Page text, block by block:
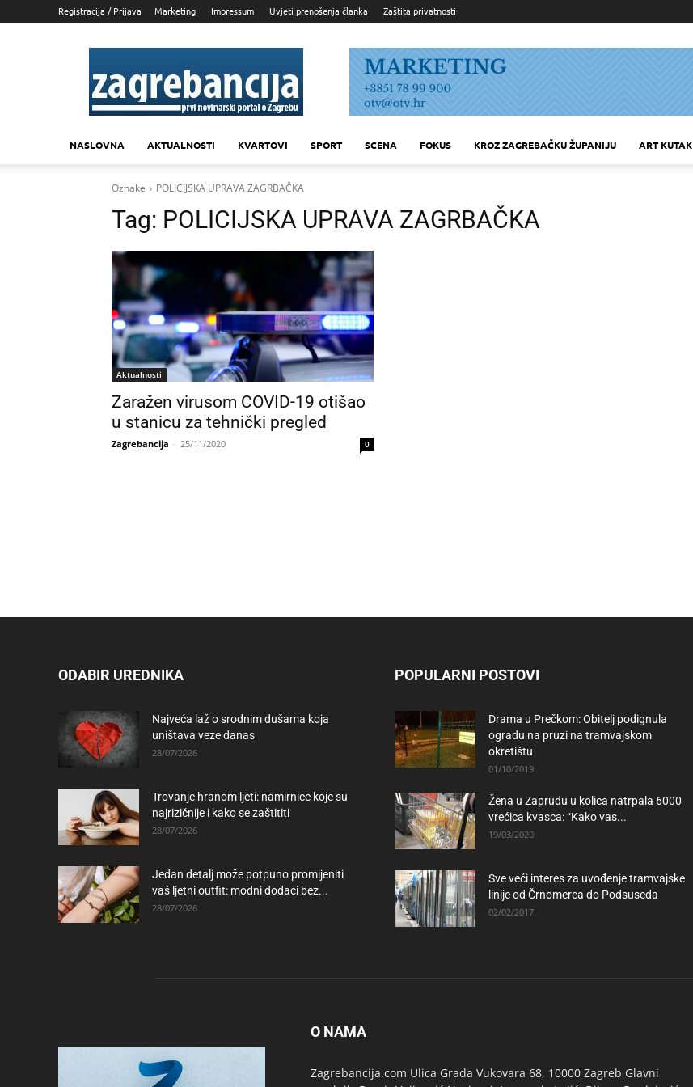
Registracija / Prijava Marketing Impressum Uvjeti prenošenja članka Zaštita privatnosti
Zagrebancija
NASLOVNA AKTUALNOSTI KVARTOVI SPORT SCENA FOKUS KROZ ZAGREBAČKU ŽUPANIJU ART KUTAK
Oznake POLICIJSKA UPRAVA ZAGRBAČKA
Tag: POLICIJSKA UPRAVA ZAGRBAČKA
Aktualnosti
Zaražen virusom COVID-19 otišao
u stanicu za tehnički pregled
Zagrebancija - 25/11/2020 0
ODABIR UREDNIKA
Najveća laž o srodnim dušama koja
uništava veze danas
28/07/2026
Trovanje hranom ljeti: namirnice koje su
najrizičnije i kako se zaštititi
28/07/2026
Jedan detalj može potpuno promijeniti
vaš ljetni outfit: modni dodaci bez...
28/07/2026
POPULARNI POSTOVI
Drama u Prečkom: Obitelj podignula
ogradu na pruzi na tramvajskom
okretištu
01/10/2019
Žena u Zapruđu u kolica natrpala 6000
vrećica kvasca: “Kako vas...
19/03/2020
Sve veći interes za uvođenje tramvajske
linije od Črnomerca do Podsuseda
02/02/2017
O NAMA
Zagrebancija.com Ulica Grada Vukovara 68, 10000 Zagreb Glavni